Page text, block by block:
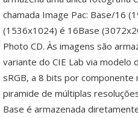
chamada Image Pac: Base/16
(1536x1024) é 16Base
Photo CD. Às imagens são
variante do CIE Lab via modelo
sRGB, a 8 bits por componente
piramide de múltiplas
Base é armazenada